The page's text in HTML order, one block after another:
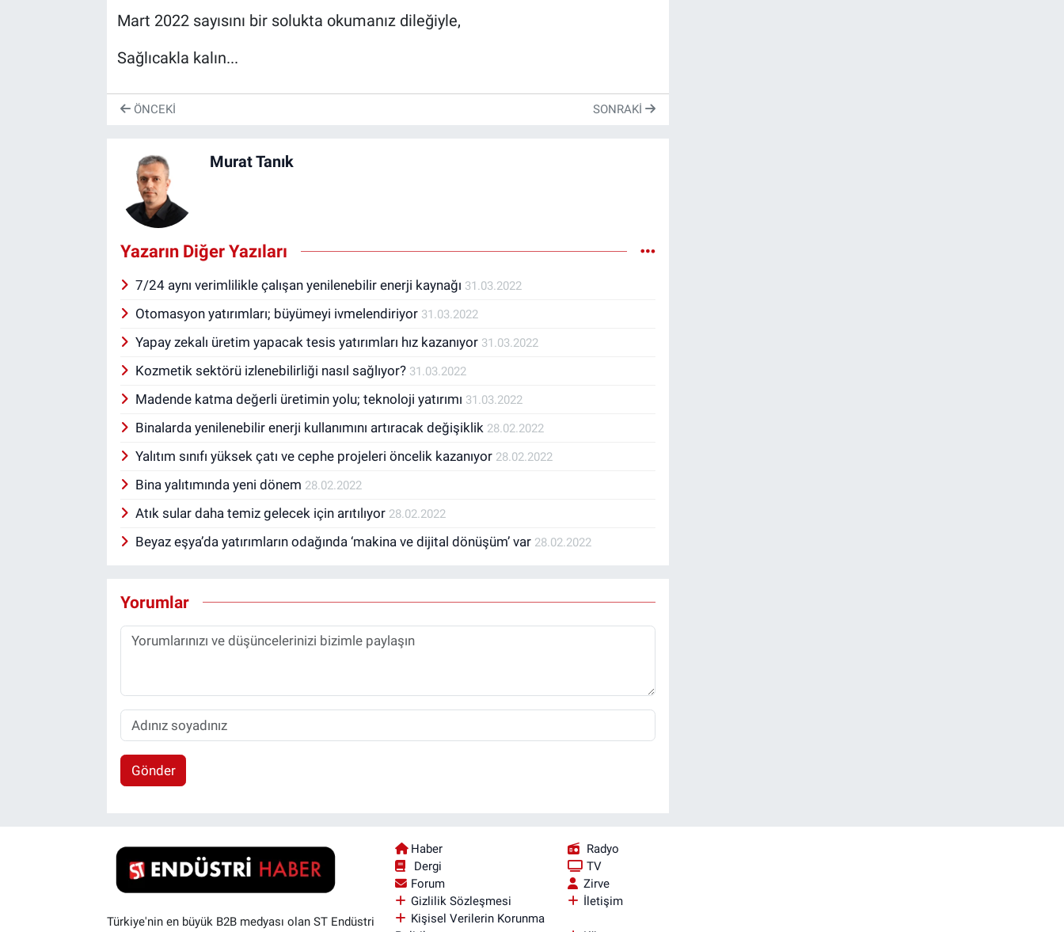
Mart 2022 sayısını bir solukta okumanız dileğiyle,
Sağlıcakla kalın...
ÖNCEKI SONRAKI
Murat Tanık
Yazarın Diğer Yazıları
7/24 aynı verimlilikle çalışan yenilenebilir enerji kaynağı 31.03.2022
Otomasyon yatırımları; büyümeyi ivmelendiriyor 31.03.2022
Yapay zekalı üretim yapacak tesis yatırımları hız kazanıyor 31.03.2022
Kozmetik sektörü izlenebilirliği nasıl sağlıyor? 31.03.2022
Madende katma değerli üretimin yolu; teknoloji yatırımı 31.03.2022
Binalarda yenilenebilir enerji kullanımını artıracak değişiklik 28.02.2022
Yalıtım sınıfı yüksek çatı ve cephe projeleri öncelik kazanıyor 28.02.2022
Bina yalıtımında yeni dönem 28.02.2022
Atık sular daha temiz gelecek için arıtılıyor 28.02.2022
Beyaz eşya’da yatırımların odağında ‘makina ve dijital dönüşüm’ var 28.02.2022
Yorumlar
Gönder
Türkiye'nin en büyük B2B medyası olan ST Endüstri
Haber
Radyo
Dergi
TV
Forum
Zirve
Gizlilik Sözleşmesi
İletişim
Kişisel Verilerin Korunma